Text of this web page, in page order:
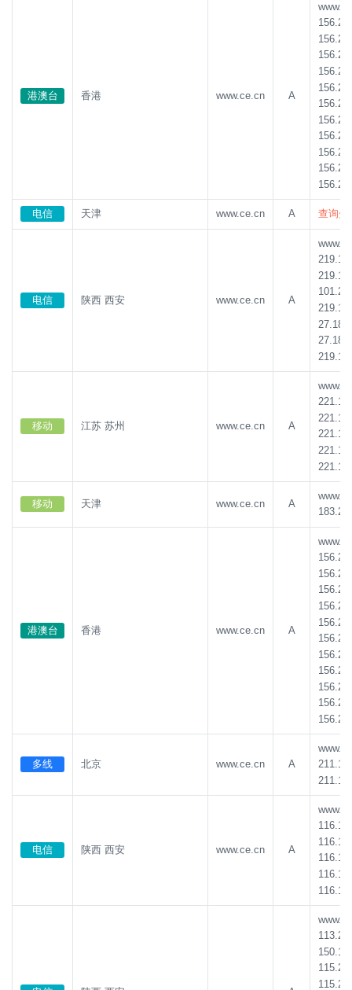
港澳台 香港 www.ce.cn A
电信 天津 www.ce.cn A 查询失
电信 陕西 西安 www.ce.cn A
移动 江苏 苏州 www.ce.cn A
移动 天津 www.ce.cn A
港澳台 香港 www.ce.cn A
多线 北京 www.ce.cn A
电信 陕西 西安 www.ce.cn A